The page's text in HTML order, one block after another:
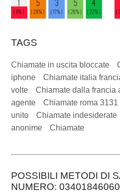
TAGS
Chiamate in uscita bloccate
iphone
Chiamate italia
volte
Chiamate dalla francia
agente
Chiamate roma 3131
unito
Chiamate indesiderate
anonime
Chiamate
POSSIBILI METODI DI
NUMERO: 03401846060